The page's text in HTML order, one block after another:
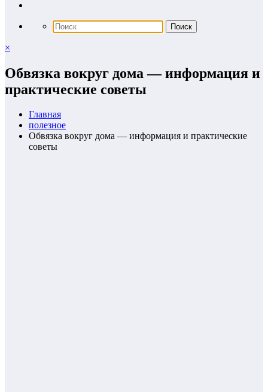
×
Обвязка вокруг дома — информация и
практические советы
Главная
полезное
Обвязка вокруг дома — информация и практические
советы